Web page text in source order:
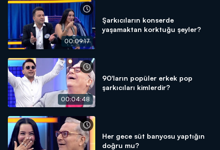
00:09:17
Şarkıcıların konserde
yaşamaktan korktuğu şeyler?
00:04:48
90'ların popüler erkek pop
şarkıcıları kimlerdir?
Her gece süt banyosu yaptığın
doğru mu?